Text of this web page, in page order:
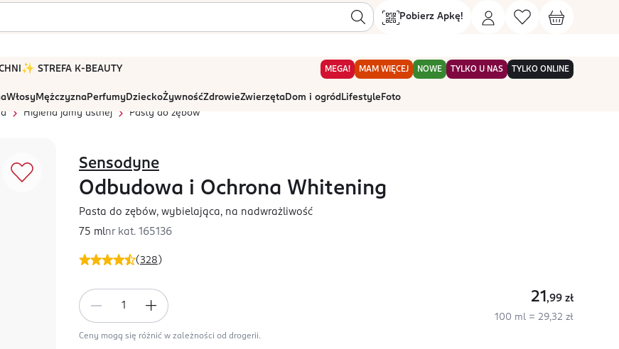
Pobierz Apkę!
✨ STREFA K-BEAUTY MEGA! MAM WIĘCEJ NOWE TYLKO U NAS TYLKO ONLINE
WłosyMężczyznaPerfumyDzieckoŻywnośćZdrowieZwierzętaDom i ogród Lifestyle Foto
Higiena jamy ustnej Pasty do zębów
(328 )
Sensodyne
Odbudowa i Ochrona Whitening
Pasta do zębów, wybielająca, na nadwrażliwość
75 mlnr kat. 165136
21 ,99 zł
100 ml = 29,32 zł
Ceny mogą się różnić w zależności od drogerii.